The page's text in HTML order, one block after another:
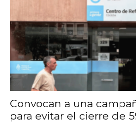
Convocan a una
para evitar el cierre de